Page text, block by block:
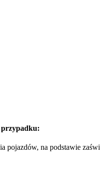
przypadku:
pojazdów, na podstawie